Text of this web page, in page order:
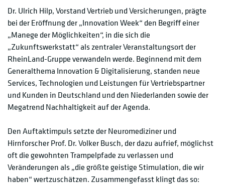
Dr. Ulrich Hilp, Vorstand Vertrieb und Versicherungen, prägte
bei der Eröffnung der „Innovation Week“ den Begriff einer
„Manege der Möglichkeiten“, in die sich die
„Zukunftswerkstatt“ als zentraler Veranstaltungsort der
RheinLand-Gruppe verwandeln werde. Beginnend mit dem
Generalthema Innovation & Digitalisierung, standen neue
Services, Technologien und Leistungen für Vertriebspartner
und Kunden in Deutschland und den Niederlanden sowie der
Megatrend Nachhaltigkeit auf der Agenda.
Den Auftaktimpuls setzte der Neuromediziner und
Hirnforscher Prof. Dr. Volker Busch, der dazu aufrief, möglichst
oft die gewohnten Trampelpfade zu verlassen und
Veränderungen als „die größte geistige Stimulation, die wir
haben“ wertzuschätzen. Zusammengefasst klingt das so: